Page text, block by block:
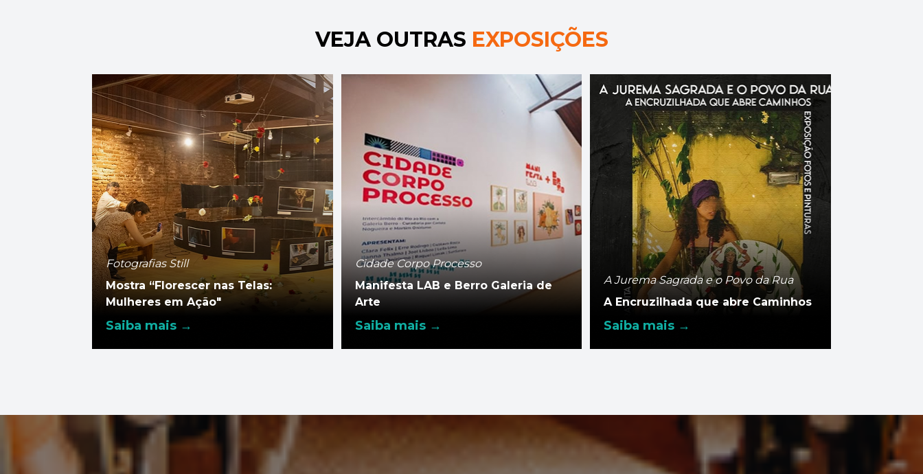
VEJA OUTRAS EXPOSIÇÕES
Fotografias Still
Mostra “Florescer nas Telas:
Mulheres em Ação"
Saiba mais →
Cidade Corpo Processo
Manifesta LAB e Berro Galeria de
Arte
Saiba mais →
A Jurema Sagrada e o Povo da Rua
A Encruzilhada que abre Caminhos
Saiba mais →